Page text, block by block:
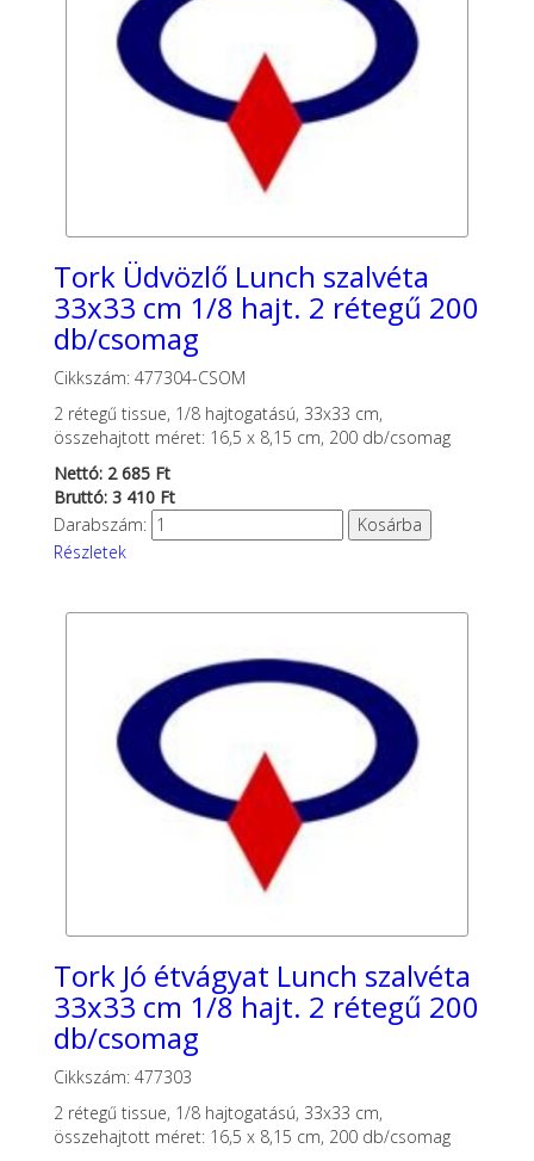
Tork Üdvözlő Lunch szalvéta
33x33 cm 1/8 hajt. 2 rétegű 200
db/csomag
Cikkszám: 477304-CSOM
2 rétegű tissue, 1/8 hajtogatású, 33x33 cm,
összehajtott méret: 16,5 x 8,15 cm, 200 db/csomag
Nettó: 2 685 Ft
Bruttó: 3 410 Ft
Darabszám:
Részletek
Tork Jó étvágyat Lunch szalvéta
33x33 cm 1/8 hajt. 2 rétegű 200
db/csomag
Cikkszám: 477303
2 rétegű tissue, 1/8 hajtogatású, 33x33 cm,
összehajtott méret: 16,5 x 8,15 cm, 200 db/csomag